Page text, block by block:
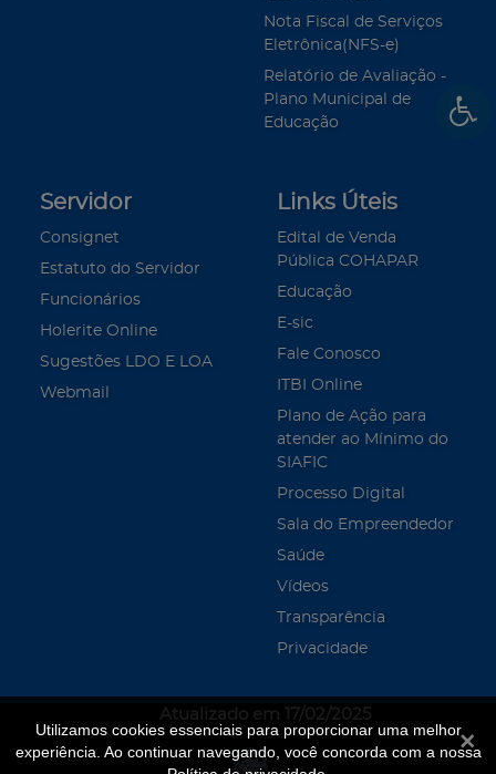
Utilizamos cookies essenciais para proporcionar uma melhor
experiência. Ao continuar navegando, você concorda com a nossa
Nota Fiscal de Serviços
Eletrônica(NFS-e)
Relatório de Avaliação -
Plano Municipal de
Educação
Servidor
Consignet
Estatuto do Servidor
Funcionários
Holerite Online
Sugestões LDO E LOA
Webmail
Links Úteis
Edital de Venda
Pública COHAPAR
Educação
E-sic
Fale Conosco
ITBI Online
Plano de Ação para
atender ao Mínimo do
SIAFIC
Processo Digital
Sala do Empreendedor
Saúde
Vídeos
Transparência
Privacidade
Atualizado em 17/02/2025